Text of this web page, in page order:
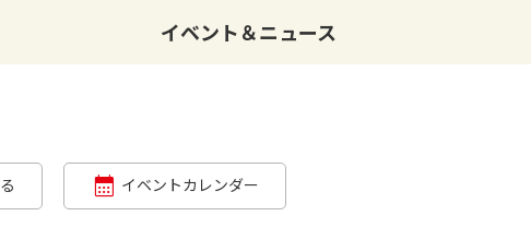
イベント＆ニュース
イベントカレンダー